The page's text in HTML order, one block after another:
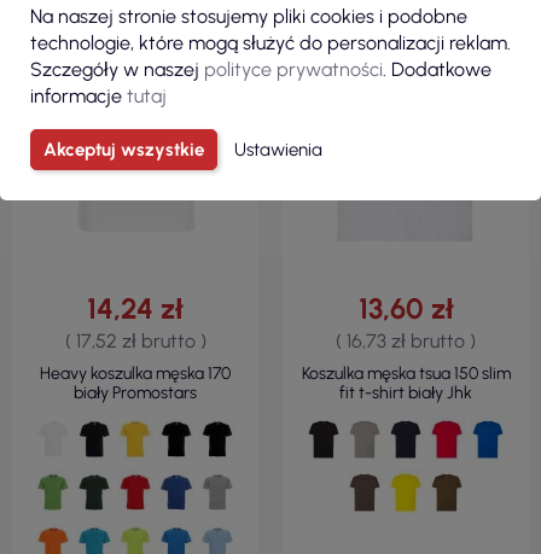
170 G/M²
14,24 zł
( 17,52 zł brutto )
Heavy koszulka męska 170
biały Promostars
155 G/M²
13,60 zł
( 16,73 zł brutto )
Koszulka męska tsua 150 slim
fit t-shirt biały Jhk
Na naszej stronie stosujemy pliki cookies i podobne
technologie, które mogą służyć do personalizacji reklam.
Szczegóły w naszej polityce prywatności . Dodatkowe
informacje tutaj
Akceptuj wszystkie Ustawienia